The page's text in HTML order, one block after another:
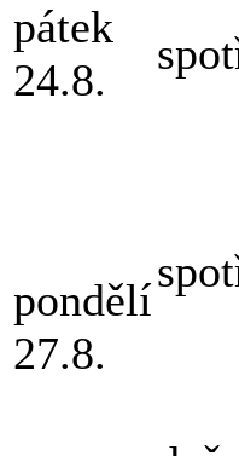
pátek
24.8.
pondělí
27.8.